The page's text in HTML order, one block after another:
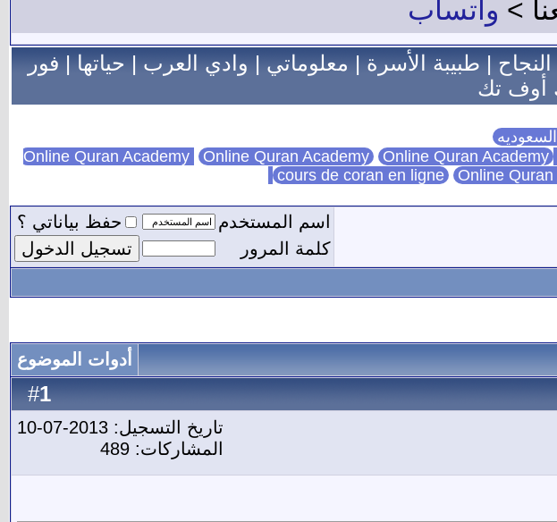
> واتساب
|طبيبة الأسرة|معلوماتي|وادي العرب|حياتها|فور
أوف تك
Online Quran Academy Online Quran Academy
cours de coran en ligne Online
اسم المستخدم
حفظ بياناتي ؟
كلمة المرور
أدوات الموضوع
#
1
تاريخ التسجيل: 2013-07-10
المشاركات: 489